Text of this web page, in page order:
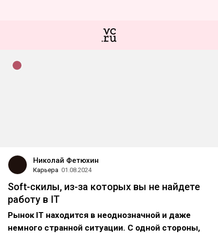
Николай Фетюхин
Карьера 01.08.2024
Soft-скилы, из-за которых вы не найдете
работу в IT
Рынок IT находится в неоднозначной и даже
немного странной ситуации. С одной стороны,